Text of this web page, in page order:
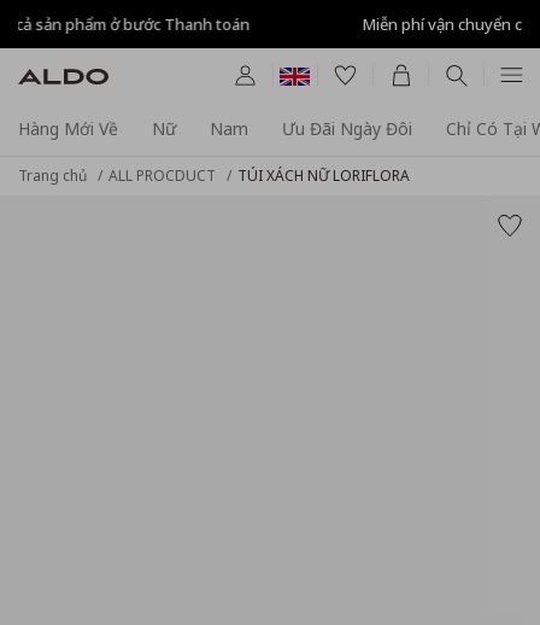
Miễn phí vận chuyển cho đơn hàng từ 1.500.000đ
Hàng Mới Về Nữ Nam Ưu Đãi Ngày Đôi Chỉ Có Tại
Trang chủ ALL PROCDUCT TÚI XÁCH NỮ LORIFLORA